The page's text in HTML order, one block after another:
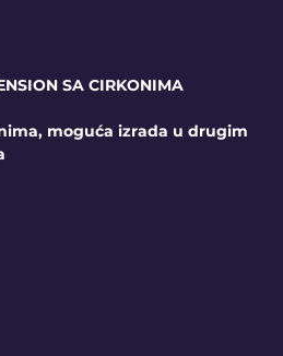
SA CIRKONIMA
moguća izrada u drugim